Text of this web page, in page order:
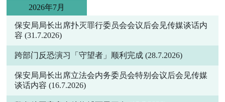
2026年7月
保安局局长出席扑灭罪行委员会会议后会见传媒谈话内
容 (31.7.2026)
跨部门反恐演习「守望者」顺利完成 (28.7.2026)
保安局局长出席立法会内务委员会特别会议后会见传媒
谈话内容 (16.7.2026)